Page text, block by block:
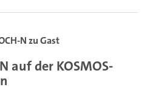
N zu Gast
auf der KOSMOS-